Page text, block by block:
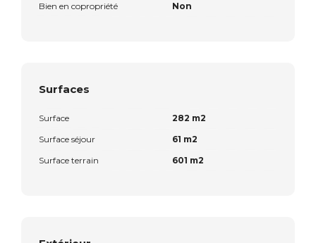
Bien en copropriété Non
Surfaces
Surface
282 m2
Surface séjour
61 m2
Surface terrain
601 m2